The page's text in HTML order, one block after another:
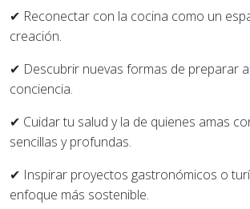
✔ Reconectar con la cocina como un
creación.
✔ Descubrir nuevas formas de preparar
conciencia.
✔ Cuidar tu salud y la de quienes amas
sencillas y profundas.
✔ Inspirar proyectos gastronómicos o
enfoque más sostenible.